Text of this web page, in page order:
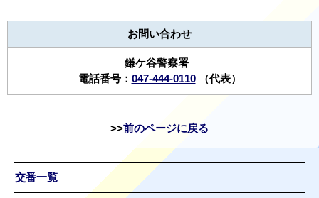
お問い合わせ
鎌ケ谷警察署
電話番号： 047-444-0110（代表）
前のページに戻る
交番一覧